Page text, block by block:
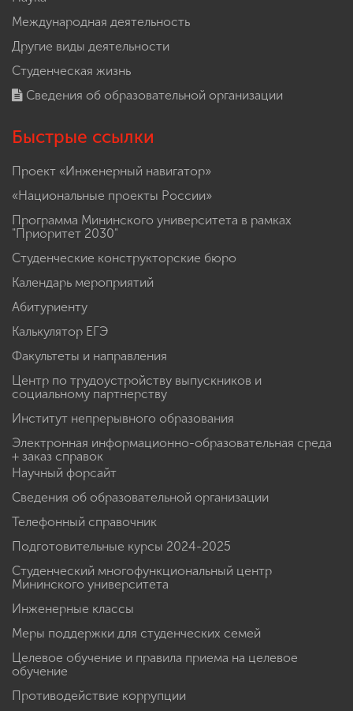
Международная деятельность
Другие виды деятельности
Студенческая жизнь
Сведения об образовательной организации
Быстрые ссылки
Проект «Инженерный навигатор»
«Национальные проекты России»
Программа Мининского университета в рамках
"Приоритет 2030"
Студенческие конструкторские бюро
Календарь мероприятий
Абитуриенту
Калькулятор ЕГЭ
Факультеты и направления
Центр по трудоустройству выпускников и
социальному партнерству
Институт непрерывного образования
Электронная информационно-образовательная среда
+ заказ справок
Научный форсайт
Сведения об образовательной организации
Телефонный справочник
Подготовительные курсы 2024-2025
Студенческий многофункциональный центр
Мининского университета
Инженерные классы
Меры поддержки для студенческих семей
Целевое обучение и правила приема на целевое
обучение
Противодействие коррупции